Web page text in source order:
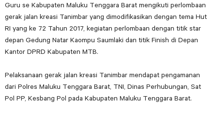
Guru se Kabupaten Maluku Tenggara Barat mengikuti perlombaan
gerak jalan kreasi Tanimbar yang dimodifikasikan dengan tema Hut
RI yang ke 72 Tahun 2017, kegiatan perlombaan dengan titik star
depan Gedung Natar Kaompu Saumlaki dan titik Finish di Depan
Kantor DPRD Kabupaten MTB.
Pelaksanaan gerak jalan kreasi Tanimbar mendapat pengamanan
dari Polres Maluku Tenggara Barat, TNI, Dinas Perhubungan, Sat
Pol PP, Kesbang Pol pada Kabupaten Maluku Tenggara Barat.